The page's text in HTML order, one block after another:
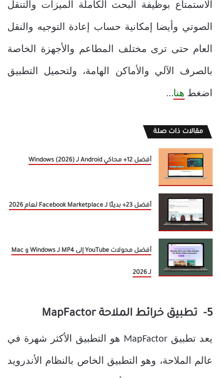
الاستمتاع بوظيفة البحث الكاملة الميزات والتنقل
الصوتي وأيضا إمكانية حساب إعادة التوجيه والنقل
العام حتى ترى مختلف المطاعم والأجهزة الخاصة
بالصرف الآلي والأماكن الهامة، ولتحميل التطبيق
اضغط هنا…
مقالات ذات صلة
أفضل 12+ محاكي Android لـ Windows (2026)
أفضل 23+ بديلًا لـ Facebook Marketplace لعام 2026
أفضل محولات YouTube إلى MP4 لـ Windows و Mac
لـ 2026
5- تطبيق خرائط الملاحة MapFactor
يعد تطبيق MapFactor هو التطبيق الأكثر شهرة في
عالم الملاحة، وهو التطبيق الخاص بالنظام الأندرويد